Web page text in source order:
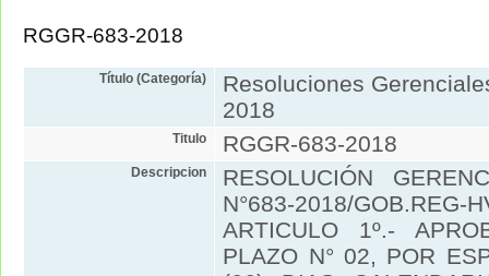
RGGR-683-2018
Título (Categoría)
Resoluciones
2018
Titulo RGGR-683-2018
Descripcion
RESOLUCIÓN
N°683-2018/GOB.REG-
ARTICULO 1º.-
PLAZO N° 02, POR